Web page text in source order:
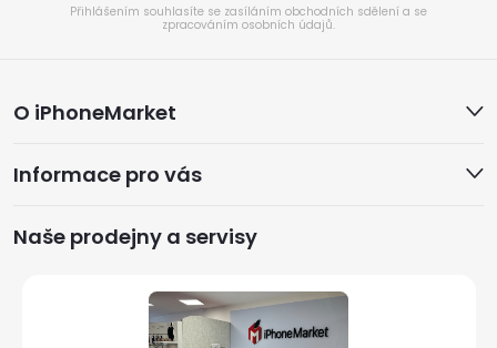
Přihlášením souhlasíte se zasíláním obchodních sdělení a se
zpracováním osobních údajů.
á
p
a
O iPhoneMarket
Informace pro vás
Naše prodejny a servisy